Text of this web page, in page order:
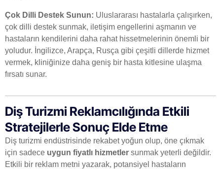
Çok Dilli Destek Sunun: Uluslararası hastalarla çalışırken,
çok dilli destek sunmak, iletişim engellerini aşmanın ve
hastaların kendilerini daha rahat hissetmelerinin önemli bir
yoludur. İngilizce, Arapça, Rusça gibi çeşitli dillerde hizmet
vermek, kliniğinize daha geniş bir hasta kitlesine ulaşma
fırsatı sunar.
Diş Turizmi Reklamcılığında Etkili
Stratejilerle Sonuç Elde Etme
Diş turizmi endüstrisinde rekabet yoğun olup, öne çıkmak
için sadece uygun fiyatlı hizmetler sunmak yeterli değildir.
Etkili bir reklam metni yazarak, potansiyel hastaların